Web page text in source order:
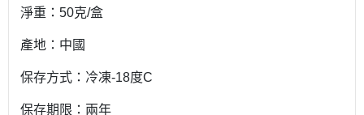
淨重：50克/盒
產地：中國
保存方式：冷凍-18度C
保存期限：兩年